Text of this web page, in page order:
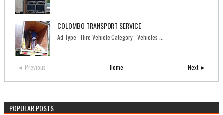
COLOMBO TRANSPORT SERVICE
Ad Type : Hire Vehicle Category : Vehicles ...
◄ Previous Next ►
Home
POPULAR POSTS